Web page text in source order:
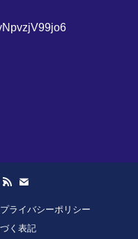
プライバシーポリシー
く表記